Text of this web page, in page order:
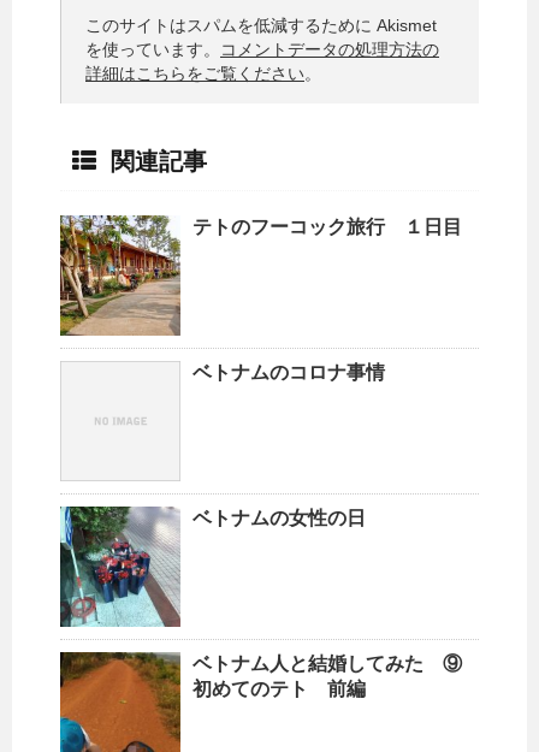
このサイトはスパムを低減するために Akismet
を使っています。
コメントデータの処理方法の
詳細はこちらをご覧ください。
関連記事
テトのフーコック旅行 １日目
ベトナムのコロナ事情
ベトナムの女性の日
ベトナム人と結婚してみた ⑨
初めてのテト 前編